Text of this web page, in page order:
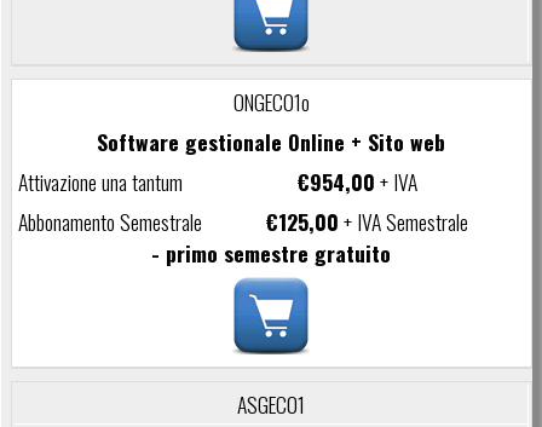
ONGEC01o
Software gestionale Online + Sito web
€954,00+ IVA
€125,00+ IVA Semestrale
- primo semestre gratuito
ASGEC01